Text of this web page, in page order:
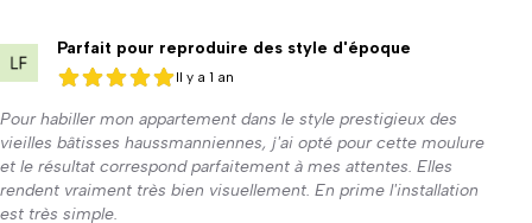
Parfait pour reproduire des style d'époque
5 sur 5
5 sur 5
Il y a 1 an
Pour habiller mon appartement dans le style prestigieux des
vieilles bâtisses haussmanniennes, j'ai opté pour cette moulure
et le résultat correspond parfaitement à mes attentes. Elles
rendent vraiment très bien visuellement. En prime l'installation
est très simple.